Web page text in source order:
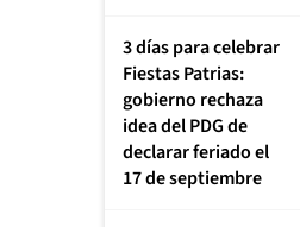
3 días para celebrar
Fiestas Patrias:
gobierno rechaza
idea del PDG de
declarar feriado el
17 de septiembre